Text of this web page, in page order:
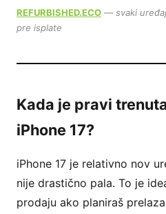
REFURBISHED.ECO — svaki
pre isplate
Kada je pravi
iPhone 17?
iPhone 17 je relativno nov
nije drastično pala. To je
prodaju ako planiraš